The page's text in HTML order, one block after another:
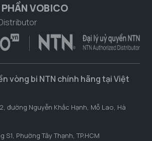
VOBICO
vòng bi NTN chính hãng tại Việt
đường Nguyễn Khắc Hạnh, Mỗ Lao, Hà
S1, Phường Tây Thạnh, TP.HCM